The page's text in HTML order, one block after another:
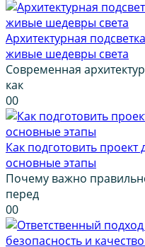
Архитектурная
живые шедевры света
Современная
как
00
Как подготовить проект
основные этапы
Почему важно
перед
00